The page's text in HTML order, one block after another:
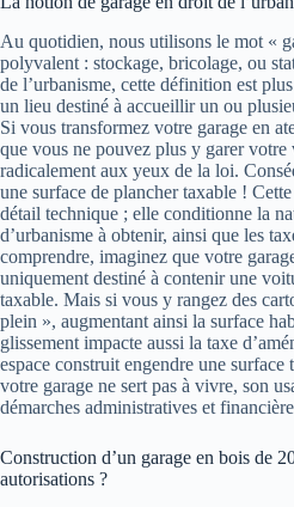
Au quotidien, nous utilisons le mot «
polyvalent : stockage, bricolage, ou
de l’urbanisme, cette définition est
un lieu destiné à accueillir un ou
Si vous transformez votre garage en
que vous ne pouvez plus y garer votre
radicalement aux yeux de la loi.
une surface de plancher taxable !
détail technique ; elle conditionne la
d’urbanisme à obtenir, ainsi que les
comprendre, imaginez que votre
uniquement destiné à contenir une
taxable. Mais si vous y rangez des
plein », augmentant ainsi la surface
glissement impacte aussi la taxe
espace construit engendre une surface
votre garage ne sert pas à vivre, son
démarches administratives et
Construction d’un garage en bois de
autorisations ?